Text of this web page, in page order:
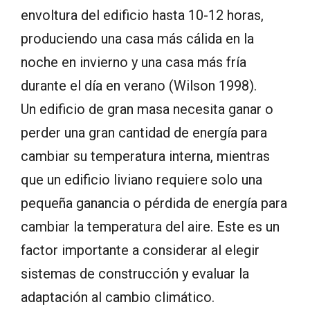
envoltura del edificio hasta 10-12 horas,
produciendo una casa más cálida en la
noche en invierno y una casa más fría
durante el día en verano (Wilson 1998).
Un edificio de gran masa necesita ganar o
perder una gran cantidad de energía para
cambiar su temperatura interna, mientras
que un edificio liviano requiere solo una
pequeña ganancia o pérdida de energía para
cambiar la temperatura del aire. Este es un
factor importante a considerar al elegir
sistemas de construcción y evaluar la
adaptación al cambio climático.